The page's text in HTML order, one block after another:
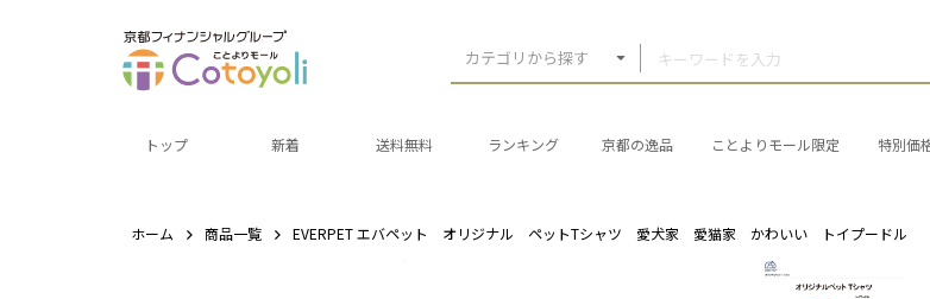
カテゴリから探す
トップ 新着 送料無料 ランキング 京都の逸品 ことよりモール限定 特別価
ホーム 商品一覧 EVERPET エバペット オリジナル ペットTシャツ 愛犬家 愛猫家 かわいい トイプード